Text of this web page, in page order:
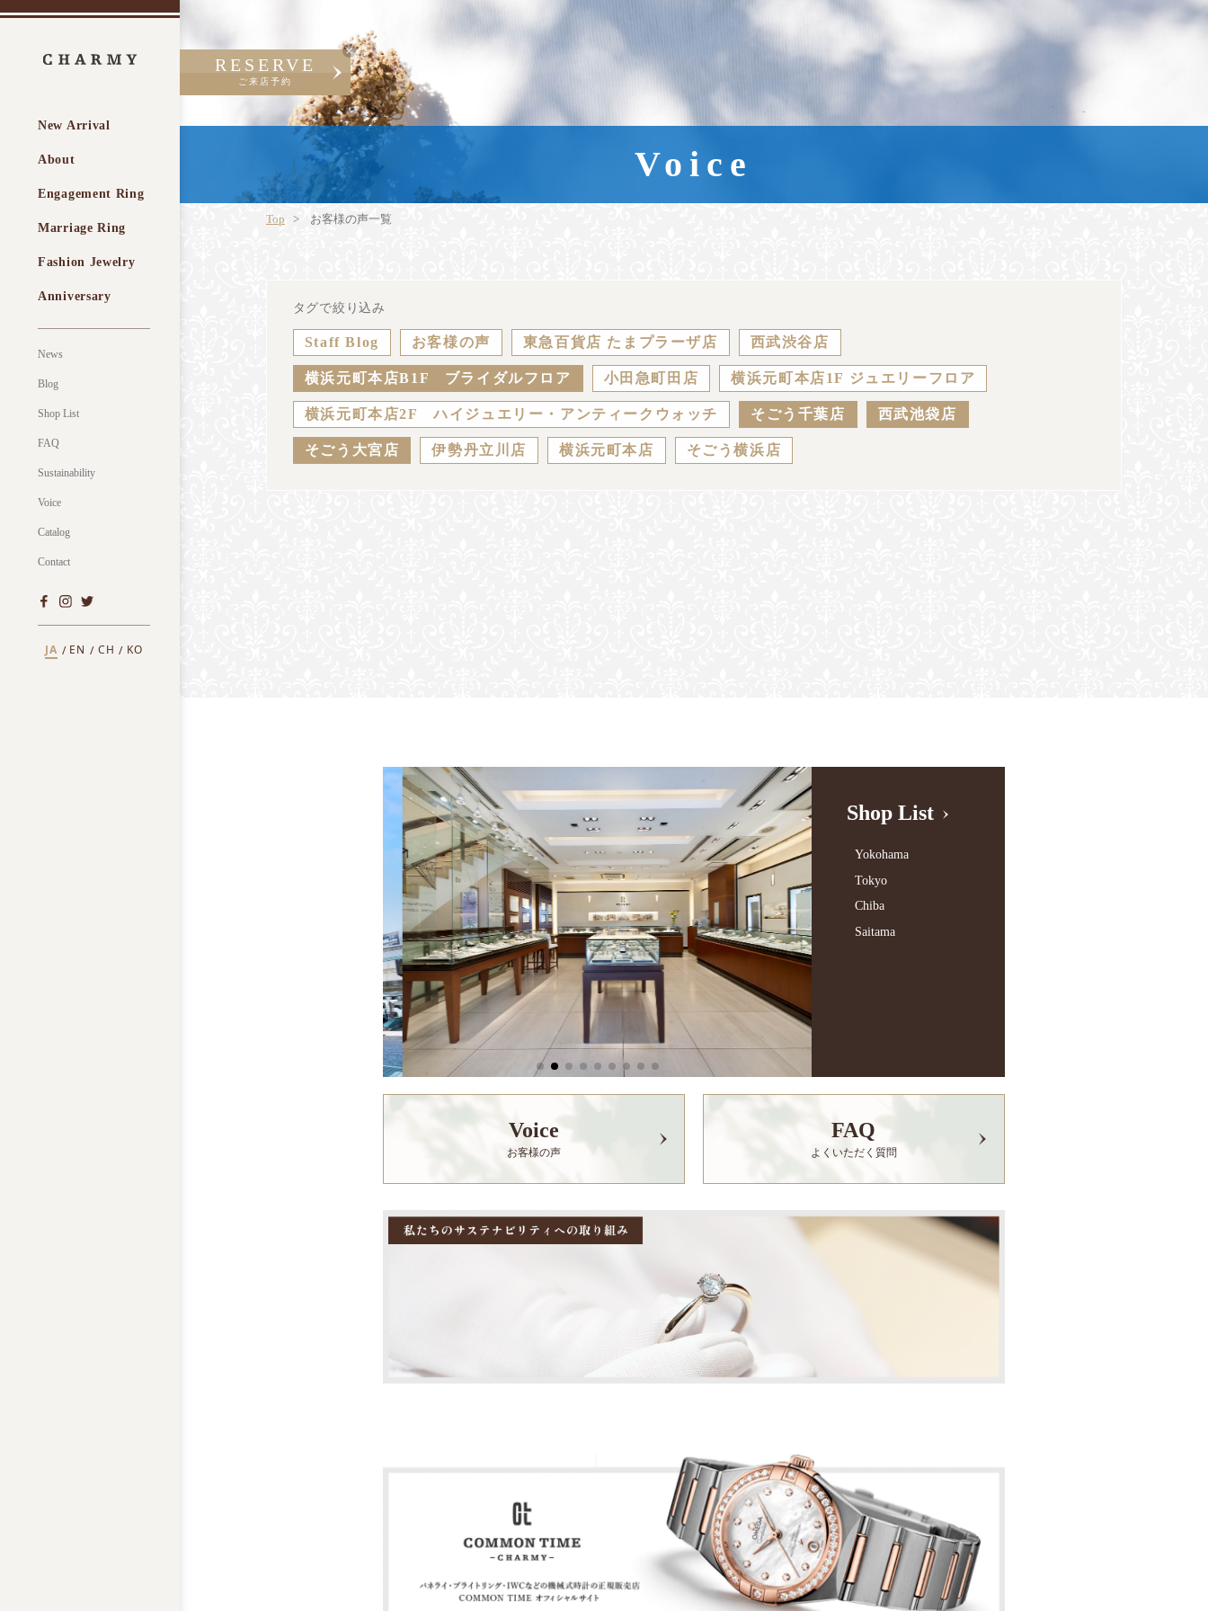
New Arrival
About
Engagement Ring
Marriage Ring
Fashion Jewelry
Anniversary
News
Blog
Shop List
FAQ
Sustainability
Voice
Catalog
Contact
JA EN CH KO
RESERVE
ご来店予約
Voice
Top お客様の声一覧
タグで絞り込み
Staff Blog お客様の声 東急百貨店 たまプラーザ店 西武渋谷店
横浜元町本店B1F ブライダルフロア 小田急町田店 横浜元町本店1F ジュエリーフロア
横浜元町本店2F ハイジュエリー・アンティークウォッチ そごう千葉店 西武池袋店
そごう大宮店 伊勢丹立川店 横浜元町本店 そごう横浜店
Shop List
Yokohama
Tokyo
Chiba
Saitama
Voice
お客様の声
FAQ
よくいただく質問